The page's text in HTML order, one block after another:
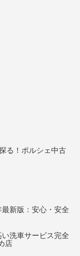
る！ポルシェ中古
新版：安心・安全
洗車サービス完全
店